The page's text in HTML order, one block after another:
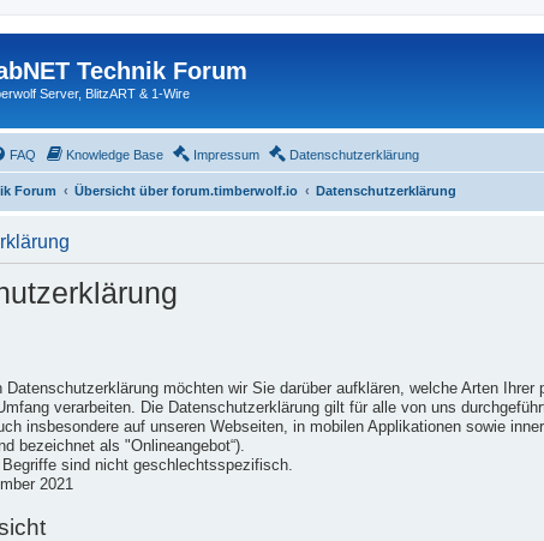
Technik Forum
Server, BlitzART & 1-Wire
FAQ Knowledge Base Impressum Datenschutzerklärung
Forum Übersicht über forum.timberwolf.io Datenschutzerklärung
Datenschutzerklärung möchten wir Sie darüber aufklären, welche Arten
verarbeiten. Die Datenschutzerklärung gilt für alle von uns
insbesondere auf unseren Webseiten, in mobilen Applikationen sowie
bezeichnet als "Onlineangebot“).
Begriffe sind nicht geschlechtsspezifisch.
2021